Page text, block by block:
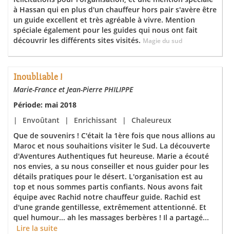
à Hassan qui en plus d'un chauffeur hors pair s'avère être
un guide excellent et très agréable à vivre. Mention
spéciale également pour les guides qui nous ont fait
découvrir les différents sites visités. Magie du sud
Inoubliable !
Marie-France et Jean-Pierre PHILIPPE
Période: mai 2018
|
Envoûtant | Enrichissant |
Chaleureux
Que de souvenirs ! C'était la 1ère fois que nous allions au
Maroc et nous souhaitions visiter le Sud. La découverte
d'Aventures Authentiques fut heureuse. Marie a écouté
nos envies, a su nous conseiller et nous guider pour les
détails pratiques pour le désert. L'organisation est au
top et nous sommes partis confiants. Nous avons fait
équipe avec Rachid notre chauffeur guide. Rachid est
d'une grande gentillesse, extrêmement attentionné. Et
quel humour... ah les massages berbères ! Il a partagé...
Lire la suite